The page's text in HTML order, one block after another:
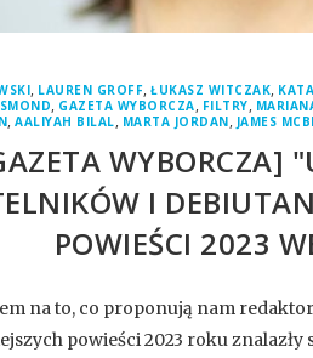
, LAUREN GROFF,ŁUKASZ WITCZAK,
, GAZETA WYBORCZA, FILTRY,
,AALIYAH BILAL, MARTA JORDAN, JAMES
WYBORCZA]
I
POWIEŚCI 2023
na to, co proponują nam
powieści 2023 roku